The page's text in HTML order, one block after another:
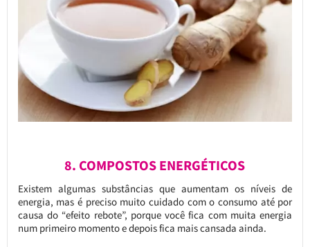
8. COMPOSTOS ENERGÉTICOS
Existem algumas substâncias que aumentam os níveis de
energia, mas é preciso muito cuidado com o consumo até por
causa do “efeito rebote”, porque você fica com muita energia
num primeiro momento e depois fica mais cansada ainda.